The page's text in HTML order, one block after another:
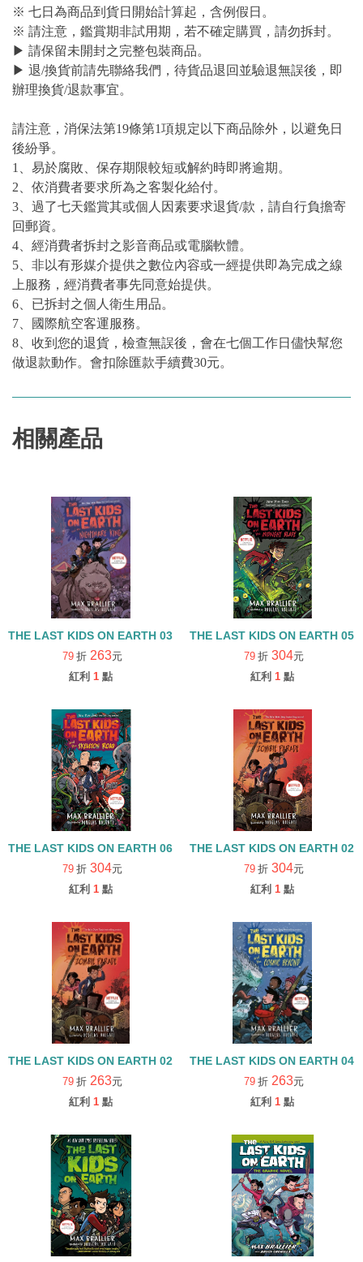
※ 七日為商品到貨日開始計算起，含例假日。
※ 請注意，鑑賞期非試用期，若不確定購買，請勿拆封。
▶ 請保留未開封之完整包裝商品。
▶ 退/換貨前請先聯絡我們，待貨品退回並驗退無誤後，即
辦理換貨/退款事宜。
請注意，消保法第19條第1項規定以下商品除外，以避免日
後紛爭。
1、易於腐敗、保存期限較短或解約時即將逾期。
2、依消費者要求所為之客製化給付。
3、過了七天鑑賞其或個人因素要求退貨/款，請自行負擔寄
回郵資。
4、經消費者拆封之影音商品或電腦軟體。
5、非以有形媒介提供之數位內容或一經提供即為完成之線
上服務，經消費者事先同意始提供。
6、已拆封之個人衛生用品。
7、國際航空客運服務。
8、收到您的退貨，檢查無誤後，會在七個工作日儘快幫您
做退款動作。會扣除匯款手續費30元。
相關產品
THE LAST KIDS ON EARTH 03:AND THE NIGHTMARE KING
79 折 263元
紅利 1 點
THE LAST KIDS ON EARTH
79 折 304元
紅利 1 點
THE LAST KIDS ON EARTH 06: AND THE SKELETON ROAD/精裝
79 折 304元
紅利 1 點
THE LAST KIDS ON EARTH 02:
79 折 304元
紅利 1 點
THE LAST KIDS ON EARTH 02:AND THE ZOMBIE PARADE
79 折 263元
紅利 1 點
THE LAST KIDS ON EARTH
79 折 263元
紅利 1 點